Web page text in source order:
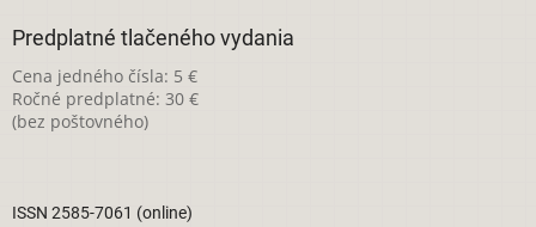
Predplatné tlačeného vydania
Cena jedného čísla: 5 €
Ročné predplatné: 30 €
(bez poštovného)
ISSN 2585-7061 (online)